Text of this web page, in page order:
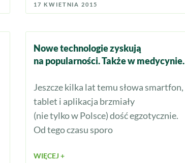
17 KWIETNIA 2015
Nowe technologie zyskują
na popularności. Także w medycynie.
Jeszcze kilka lat temu słowa smartfon,
tablet i aplikacja brzmiały
(nie tylko w Polsce) dość egzotycznie.
Od tego czasu sporo
WIĘCEJ +